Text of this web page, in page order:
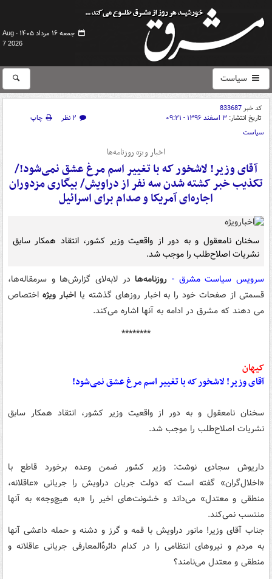
جمعه ۱۶ مرداد ۱۴۰۵ -
Aug
7 2026
سیاست
کد خبر833687
تاریخ انتشار: ۳ اسفند ۱۳۹۶ - ۰۹:۲۱ ۲ نظر
چاپ
سیاست
اخبار ویژه روزنامه‌ها
آقای وزیر! لاشخور که با تغییر اسم مرغ عشق نمی‌شود!/
تکذیب خبر کشته شدن سه نفر از دراویش/ بیگاری مزدوران
اجاره‌ای آمریکا و صدام برای اسرائیل
سخنان نامعقول و به دور از واقعیت وزیر کشور، انتقاد همکار سابق
نشریات اصلاح‌طلب را موجب شد.
سرویس سیاست مشرق - روزنامه‌ها در لابه‌لای گزارش‌ها و سرمقاله‌ها،
قسمتی از صفحات خود را به اخبار روزهای گذشته یااخبار ویژه اختصاص
می دهند که مشرق در ادامه به آنها اشاره می‌کند.
********
کیهان
آقای وزیر! لاشخور که با تغییر اسم مرغ عشق نمی‌شود!
سخنان نامعقول و به دور از واقعیت وزیر کشور، انتقاد همکار سابق
نشریات اصلاح‌طلب را موجب شد.
داریوش سجادی نوشت: وزیر کشور ضمن وعده برخورد قاطع با
«اخلال‌گران» گفته است که دولت جریان دراویش را جریانی «عاقلانه،
منطقی و معتدل» می‌داند و خشونت‌های اخیر را «به هیچ‌وجه» به آنها
منتسب نمی‌کند.
جناب آقای وزیر! مانور دراویش با قمه و گرز و دشنه و حمله داعشی آنها
به مردم و نیروهای انتظامی را در کدام دائرهًْ‌المعارفی جریانی عاقلانه و
منطقی و معتدل می‌نامند؟